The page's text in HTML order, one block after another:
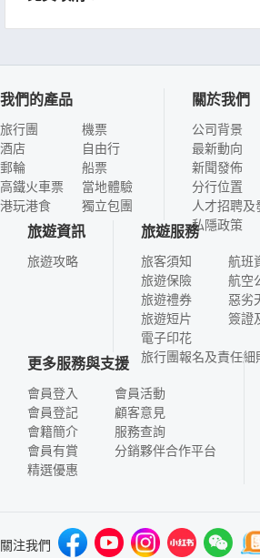
我們的產品
旅行團
酒店
郵輪
高鐵火車票
港玩港食
機票
自由行
船票
當地體驗
獨立包團
關於我們
公司背景
最新動向
新聞發佈
分行位置
人才招聘及
私隱政策
旅遊資訊
旅遊攻略
旅遊服務
旅客須知
旅遊保險
旅遊禮券
旅遊短片
電子印花
航班
航空
惡劣
簽證
旅行團報名及責任細
更多服務與支援
會員登入
會員登記
會籍簡介
會員有賞
精選優惠
會員活動
顧客意見
服務查詢
分銷夥伴合作平台
關注我們